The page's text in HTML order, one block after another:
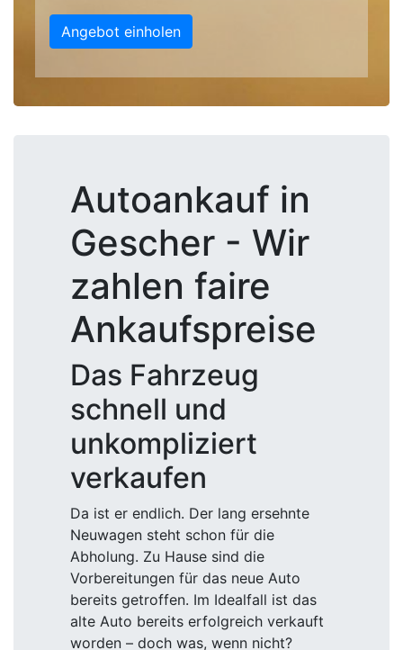
Angebot einholen
Autoankauf in
Gescher - Wir
zahlen faire
Ankaufspreise
Das Fahrzeug
schnell und
unkompliziert
verkaufen
Da ist er endlich. Der lang ersehnte
Neuwagen steht schon für die
Abholung. Zu Hause sind die
Vorbereitungen für das neue Auto
bereits getroffen. Im Idealfall ist das
alte Auto bereits erfolgreich verkauft
worden – doch was, wenn nicht?